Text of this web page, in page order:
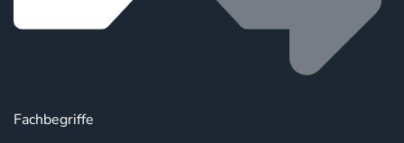
Fachbegriffe